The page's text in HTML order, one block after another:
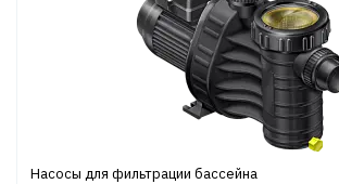
Насосы для фильтрации бассейна